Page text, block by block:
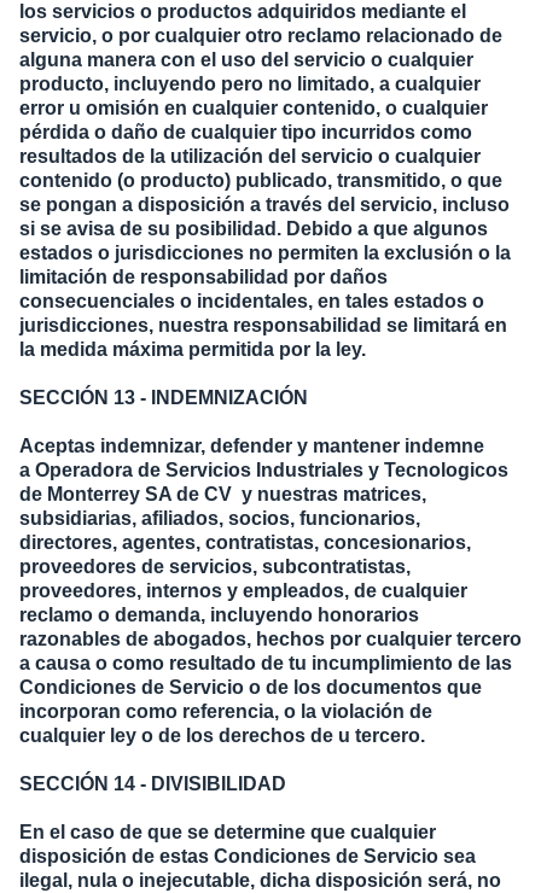
los servicios o productos adquiridos mediante el
servicio, o por cualquier otro reclamo relacionado de
alguna manera con el uso del servicio o cualquier
producto, incluyendo pero no limitado, a cualquier
error u omisión en cualquier contenido, o cualquier
pérdida o daño de cualquier tipo incurridos como
resultados de la utilización del servicio o cualquier
contenido (o producto) publicado, transmitido, o que
se pongan a disposición a través del servicio, incluso
si se avisa de su posibilidad. Debido a que algunos
estados o jurisdicciones no permiten la exclusión o la
limitación de responsabilidad por daños
consecuenciales o incidentales, en tales estados o
jurisdicciones, nuestra responsabilidad se limitará en
la medida máxima permitida por la ley.
SECCIÓN 13 - INDEMNIZACIÓN
Aceptas indemnizar, defender y mantener indemne
a Operadora de Servicios Industriales y Tecnologicos
de Monterrey SA de CV y nuestras matrices,
subsidiarias, afiliados, socios, funcionarios,
directores, agentes, contratistas, concesionarios,
proveedores de servicios, subcontratistas,
proveedores, internos y empleados, de cualquier
reclamo o demanda, incluyendo honorarios
razonables de abogados, hechos por cualquier tercero
a causa o como resultado de tu incumplimiento de las
Condiciones de Servicio o de los documentos que
incorporan como referencia, o la violación de
cualquier ley o de los derechos de u tercero.
SECCIÓN 14 - DIVISIBILIDAD
En el caso de que se determine que cualquier
disposición de estas Condiciones de Servicio sea
ilegal, nula o inejecutable, dicha disposición será, no